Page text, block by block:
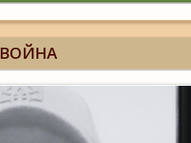
ВОЙНА